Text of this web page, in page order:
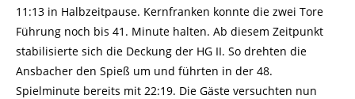
11:13 in Halbzeitpause. Kernfranken konnte die zwei Tore
Führung noch bis 41. Minute halten. Ab diesem Zeitpunkt
stabilisierte sich die Deckung der HG II. So drehten die
Ansbacher den Spieß um und führten in der 48.
Spielminute bereits mit 22:19. Die Gäste versuchten nun